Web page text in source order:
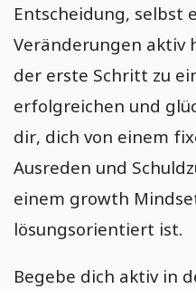
Entscheidung, selbst
Veränderungen aktiv
der erste Schritt zu
erfolgreichen und
dir, dich von einem
Ausreden und
einem growth
lösungsorientiert ist.
Begebe dich aktiv in